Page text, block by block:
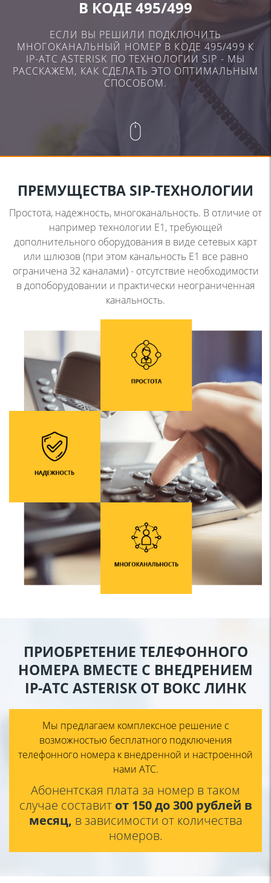
В КОДЕ 495/499
ЕСЛИ ВЫ РЕШИЛИ ПОДКЛЮЧИТЬ
МНОГОКАНАЛЬНЫЙ НОМЕР В КОДЕ 495/499 К
IP-ATC ASTERISK ПО ТЕХНОЛОГИИ SIP - МЫ
РАССКАЖЕМ, КАК СДЕЛАТЬ ЭТО ОПТИМАЛЬНЫМ
СПОСОБОМ.
ПРЕМУЩЕСТВА SIP-ТЕХНОЛОГИИ
Простота, надежность, многоканальность. В отличие от
например технологии E1, требующей
дополнительного оборудования в виде сетевых карт
или шлюзов (при этом канальность Е1 все равно
ограничена 32 каналами) -отсутствие необходимости
в допоборудовании и практически неограниченная
канальность.
ПРИОБРЕТЕНИЕ ТЕЛЕФОННОГО
НОМЕРА ВМЕСТЕ С ВНЕДРЕНИЕМ
IP-АТС ASTERISK ОТ ВОКС ЛИНК
Мы предлагаем комплексное решение с
возможностью бесплатного подключения
телефонного номера к внедренной и настроенной
нами АТС.
Абонентская плата за номер в таком
случае составит от150 до 300 рублей в
месяц, в зависимости от количества
номеров.